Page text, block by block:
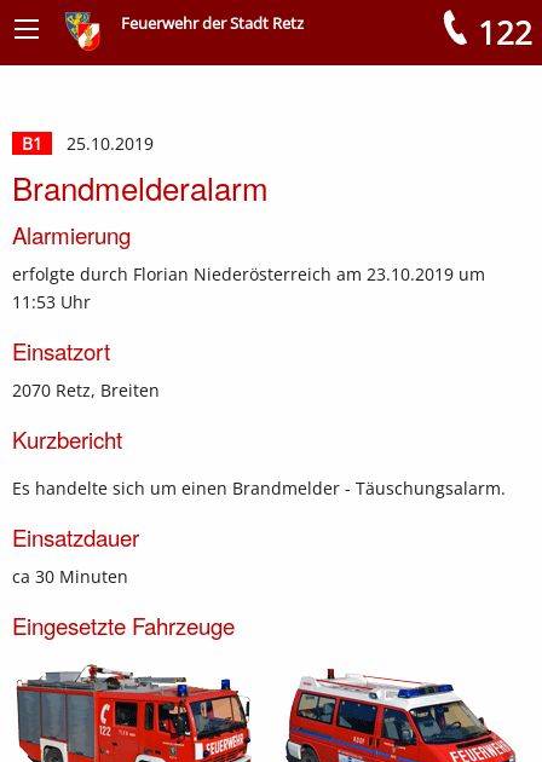
Feuerwehr der Stadt Retz 122
B1 25.10.2019
Brandmelderalarm
Alarmierung
erfolgte durch Florian Niederösterreich am 23.10.2019 um
11:53 Uhr
Einsatzort
2070 Retz, Breiten
Kurzbericht
Es handelte sich um einen Brandmelder - Täuschungsalarm.
Einsatzdauer
ca 30 Minuten
Eingesetzte Fahrzeuge